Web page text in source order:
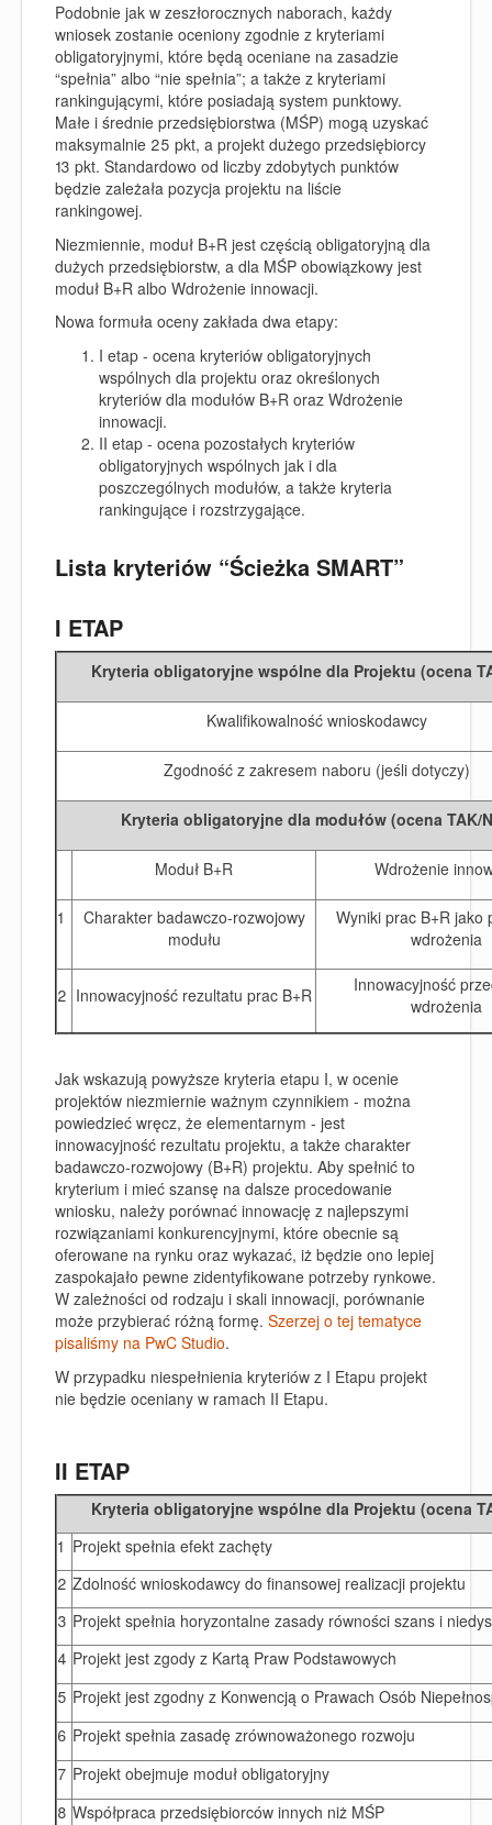
Podobnie jak w zeszłorocznych naborach, każdy
wniosek zostanie oceniony zgodnie z kryteriami
obligatoryjnymi, które będą oceniane na zasadzie
“spełnia” albo “nie spełnia”; a także z kryteriami
rankingującymi, które posiadają system punktowy.
Małe i średnie przedsiębiorstwa (MŚP) mogą uzyskać
maksymalnie 25 pkt, a projekt dużego przedsiębiorcy
13 pkt. Standardowo od liczby zdobytych punktów
będzie zależała pozycja projektu na liście
rankingowej.
Niezmiennie, moduł B+R jest częścią obligatoryjną dla
dużych przedsiębiorstw, a dla MŚP obowiązkowy jest
moduł B+R albo Wdrożenie innowacji.
Nowa formuła oceny zakłada dwa etapy:
I etap - ocena kryteriów obligatoryjnych
wspólnych dla projektu oraz określonych
kryteriów dla modułów B+R oraz Wdrożenie
innowacji.
II etap - ocena pozostałych kryteriów
obligatoryjnych wspólnych jak i dla
poszczególnych modułów, a także kryteria
rankingujące i rozstrzygające.
Lista kryteriów “Ścieżka SMART”
I ETAP
Kryteria obligatoryjne wspólne dla Projektu (ocena
Kwalifikowalność wnioskodawcy
Zgodność z zakresem naboru (jeśli dotyczy)
Kryteria obligatoryjne dla modułów (ocena TAK/
Moduł B+R Wdrożenie
1
Charakter badawczo-rozwojowy
modułu
Wyniki prac B+R jako
wdrożenia
2 Innowacyjność rezultatu prac B+R
Innowacyjność
wdrożenia
Jak wskazują powyższe kryteria etapu I, w ocenie
projektów niezmiernie ważnym czynnikiem - można
powiedzieć wręcz, że elementarnym - jest
innowacyjność rezultatu projektu, a także charakter
badawczo-rozwojowy (B+R) projektu. Aby spełnić to
kryterium i mieć szansę na dalsze procedowanie
wniosku, należy porównać innowację z najlepszymi
rozwiązaniami konkurencyjnymi, które obecnie są
oferowane na rynku oraz wykazać, iż będzie ono lepiej
zaspokajało pewne zidentyfikowane potrzeby rynkowe.
W zależności od rodzaju i skali innowacji, porównanie
może przybierać różną formę. Szerzej o tej tematyce
pisaliśmy na PwC Studio.
W przypadku niespełnienia kryteriów z I Etapu projekt
nie będzie oceniany w ramach II Etapu.
II ETAP
Kryteria obligatoryjne wspólne dla Projektu (ocena
1 Projekt spełnia efekt zachęty
2 Zdolność wnioskodawcy do finansowej realizacji projektu
3 Projekt spełnia horyzontalne zasady równości szans i
4 Projekt jest zgody z Kartą Praw Podstawowych
5 Projekt jest zgodny z Konwencją o Prawach Osób
6 Projekt spełnia zasadę zrównoważonego rozwoju
7 Projekt obejmuje moduł obligatoryjny
8 Współpraca przedsiębiorców innych niż MŚP